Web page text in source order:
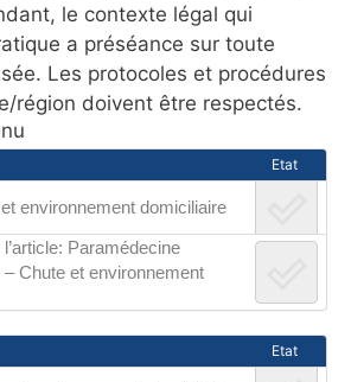
le contexte légal qui
a préséance sur toute
Les protocoles et procédures
région doivent être respectés.
Etat
environnement domiciliaire
Paramédecine
Chute et environnement
Etat